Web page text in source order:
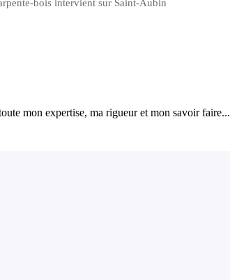
bois intervient sur Saint-Aubin
mon expertise, ma rigueur et mon savoir faire...